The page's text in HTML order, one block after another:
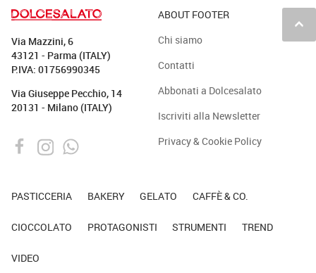
keyboard_arrow_up
Via Mazzini, 6
43121 - Parma (ITALY)
P.IVA: 01756990345
Via Giuseppe Pecchio, 14
20131 - Milano (ITALY)
ABOUT FOOTER
Chi siamo
Contatti
Abbonati a Dolcesalato
Iscriviti alla Newsletter
Privacy & Cookie Policy
PASTICCERIA BAKERY GELATO CAFFÈ & CO.
CIOCCOLATO PROTAGONISTI STRUMENTI TREND
VIDEO